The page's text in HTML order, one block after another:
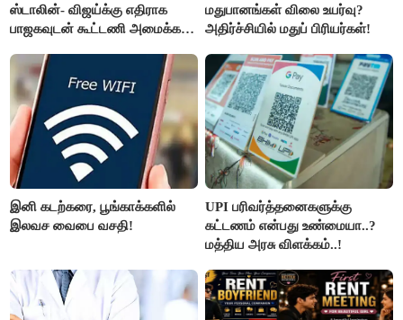
ஸ்டாலின்- விஜய்க்கு எதிராக
பாஜகவுடன் கூட்டணி அமைக்க
மதுபானங்கள் விலை உயர்வு?
அதிர்ச்சியில் மதுப் பிரியர்கள்!
இனி கடற்கரை, பூங்காக்களில்
இலவச வைபை வசதி!
UPI பரிவர்த்தனைகளுக்கு
கட்டணம் என்பது உண்மையா..?
மத்திய அரசு விளக்கம்..!